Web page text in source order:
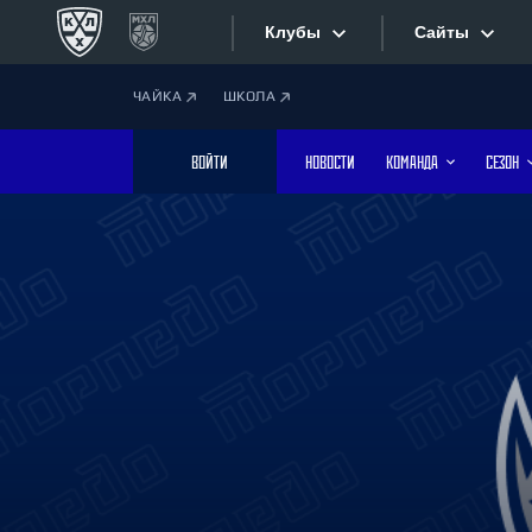
Клубы
Дивизион Боброва
Лада
Сайты
Фотобанк
ЧАЙКА ШКОЛА
ВОЙТИ НОВОСТИ КОМАНДА СЕЗОН